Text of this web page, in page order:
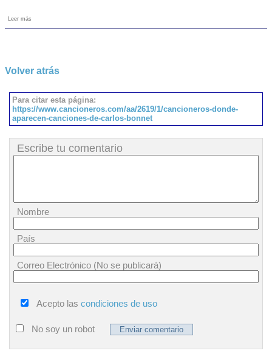
Leer más
Volver atrás
Para citar esta página:
https://www.cancioneros.com/aa/2619/1/cancioneros-donde-
aparecen-canciones-de-carlos-bonnet
Escribe tu comentario
Nombre
País
Correo Electrónico (No se publicará)
Acepto las condiciones de uso
No soy un robot